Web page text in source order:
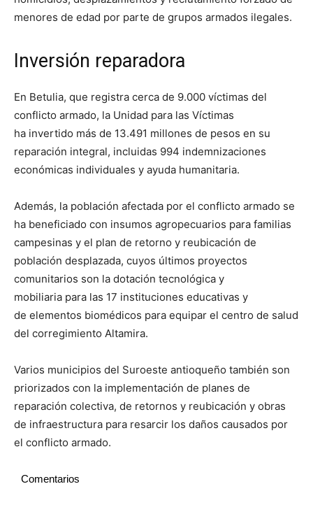
menores de edad por parte de grupos armados ilegales.
Inversión reparadora
En Betulia, que registra cerca de 9.000 víctimas del
conflicto armado, la Unidad para las Víctimas
ha invertido más de 13.491 millones de pesos en su
reparación integral, incluidas 994 indemnizaciones
económicas individuales y ayuda humanitaria.
Además, la población afectada por el conflicto armado se
ha beneficiado con insumos agropecuarios para familias
campesinas y el plan de retorno y reubicación de
población desplazada, cuyos últimos proyectos
comunitarios son la dotación tecnológica y
mobiliaria para las 17 instituciones educativas y
de elementos biomédicos para equipar el centro de salud
del corregimiento Altamira.
Varios municipios del Suroeste antioqueño también son
priorizados con la implementación de planes de
reparación colectiva, de retornos y reubicación y obras
de infraestructura para resarcir los daños causados por
el conflicto armado.
Comentarios